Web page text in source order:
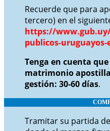
Recuerde que para
tercero) en el
https://
publicos-
Tenga en cuenta
matrimonio
gestión: 30-60 días.
Tramitar su partida